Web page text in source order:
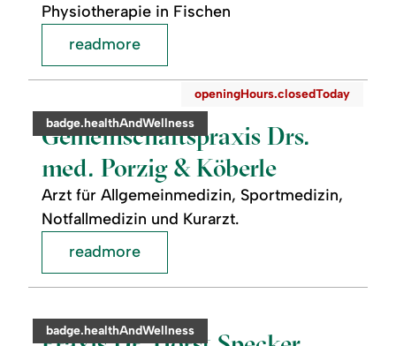
Physiotherapie in Fischen
readmore
category:
badge.healthAndWellness
openingHours.closedToday
Gemeinschaftspraxis Drs.
med. Porzig & Köberle
Arzt für Allgemeinmedizin, Sportmedizin,
Notfallmedizin und Kurarzt.
readmore:
Drs.
med.
Porzig
Köberle
readmore
category:
badge.healthAndWellness
readmore:
Dr.
Horst